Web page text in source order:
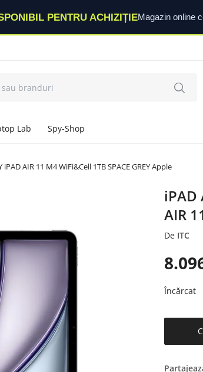
PENTRU ACHIZIȚIEMagazin online
Lab Spy-Shop
iPAD AIR 11 M4 WiFi&Cell 1TB SPACE GREY Apple
iPAD
AIR
De ITC
Încărcat